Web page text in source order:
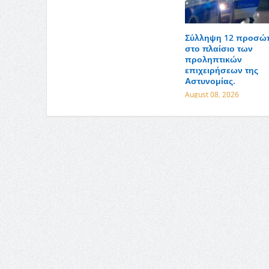
Σύλληψη 12
στο πλαίσιο των
προληπτικών
επιχειρήσεων της
Αστυνομίας.
August 08, 2026